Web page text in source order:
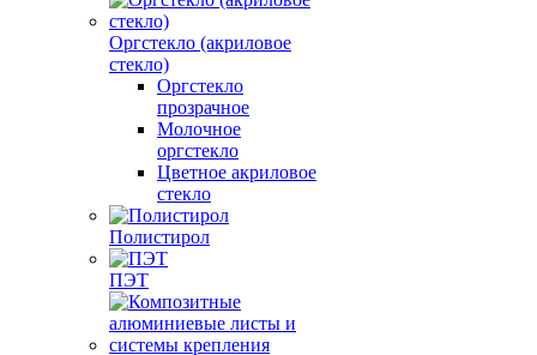
Оргстекло (акриловое
стекло)
Оргстекло
прозрачное
Молочное
оргстекло
Цветное акриловое
стекло
Полистирол
ПЭТ